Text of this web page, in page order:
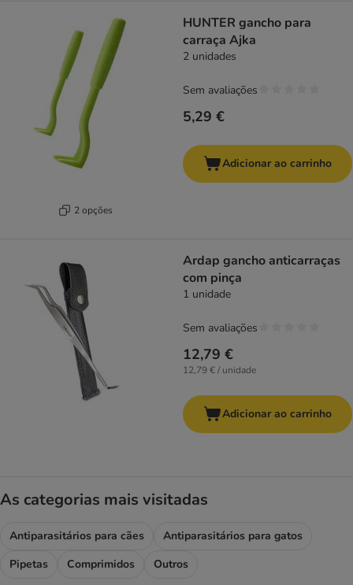
2 opções
HUNTER gancho para
carraça Ajka
2 unidades
5,29 €
Sem avaliações
Adicionar ao carrinho
Ardap gancho anticarraças
com pinça
1 unidade
12,79 €
12,79 € / unidade
Sem avaliações
Adicionar ao carrinho
As categorias mais visitadas
Antiparasitários para cães
Antiparasitários para gatos
Pipetas
Comprimidos Outros